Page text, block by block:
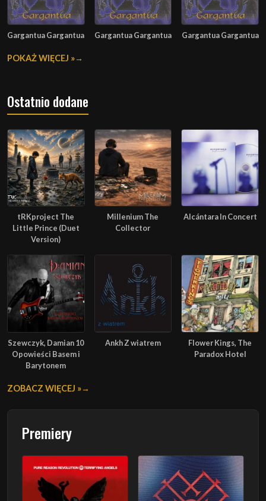
Gargantua Gargantua Gargantua Gargantua Gargantua Gargantua
POKAŻ WIĘCEJ »
Ostatnio dodane
tRKproject The
Little Prince (Duet
Version)
Millenium The
Collector
Alcántara In Concert
Szewczyk, Damian 10
Opowieści Basem i
Barytonem
Ankh Z wiatrem
Flower Kings, The
Paradox Hotel
ZOBACZ WIĘCEJ »
Premiery